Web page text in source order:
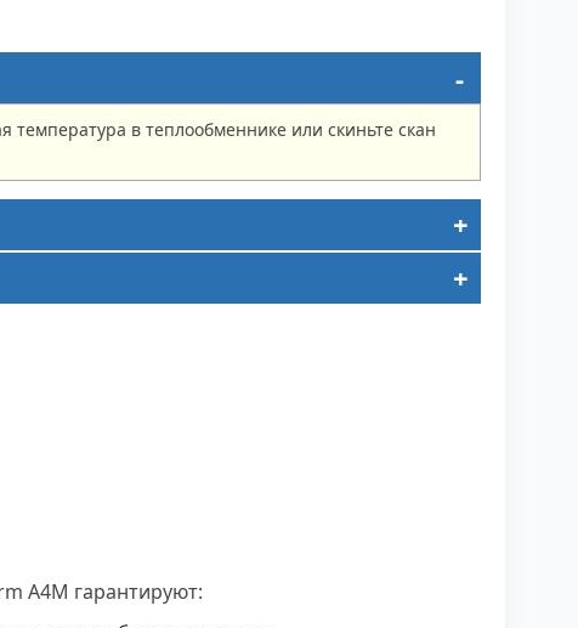
в теплообменнике или скиньте скан
A4M гарантируют: